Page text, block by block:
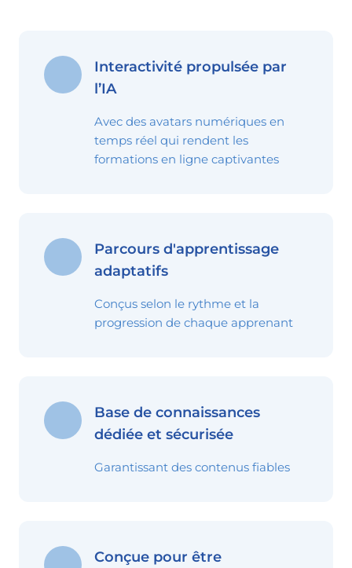
Interactivité propulsée par
l’IA
Avec des avatars numériques en
temps réel qui rendent les
formations en ligne captivantes
Parcours d'apprentissage
adaptatifs
Conçus selon le rythme et la
progression de chaque apprenant
Base de connaissances
dédiée et sécurisée
Garantissant des contenus fiables
Conçue pour être